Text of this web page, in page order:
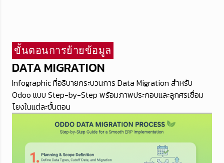
ขั้นตอนการย้ายข้อมูล
DATA MIGRATION
Infographic ที่อธิบายกระบวนการ Data Migration สำหรับ
Odoo แบบ Step-by-Step พร้อมภาพประกอบและลูกศรเชื่อม
โยงในแต่ละขั้นตอน